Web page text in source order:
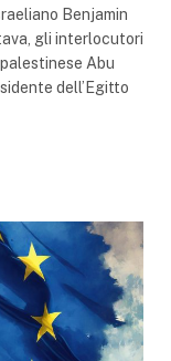
Benjamin
gli interlocutori
Abu
dell’Egitto